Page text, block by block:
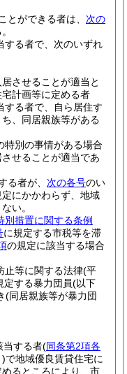
とができる者は、 次の
する者で、次のいずれ
させることが適当と
計画等に定める者
する者で、自ら居住す
、同居親族等がある
特別の事情がある場合
せることが適当であ
る者が、 次の各号のい
定にかかわらず、地域
い。
措置に関する条例
に規定する市税等を滞
の規定に該当する場合
止等に関する法律(平
定する暴力団員(以下
(同居親族等が暴力団
当する者(同条第2項各
)で地域優良賃貸住宅に
るところにより、市